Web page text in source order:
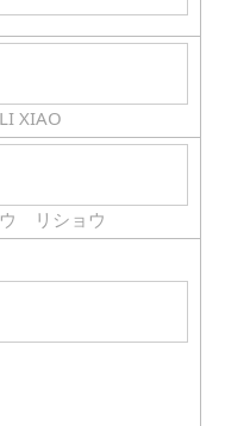
XIAO
リショウ